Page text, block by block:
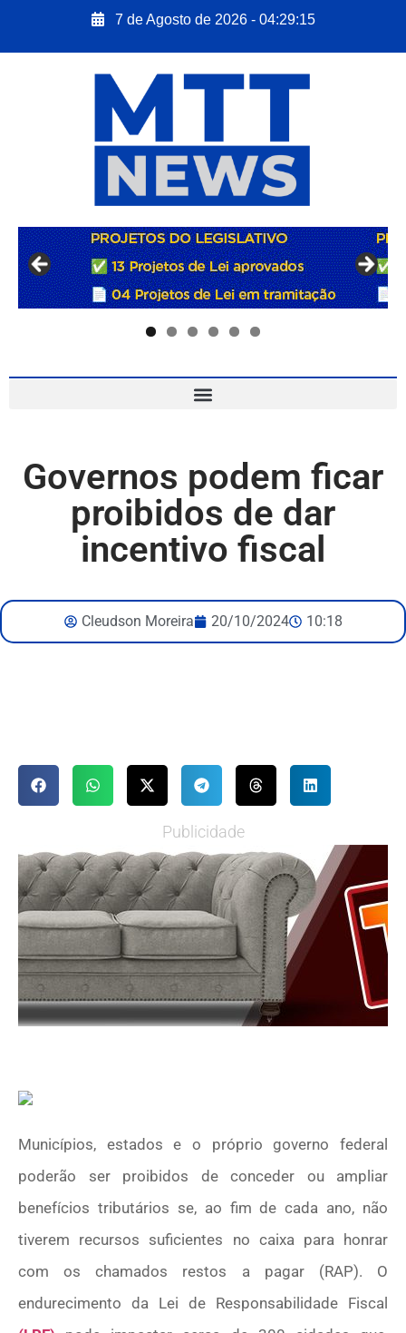
7 de Agosto de 2026 - 04:29:16
Governos podem ficar
proibidos de dar
incentivo fiscal
Cleudson Moreira 20/10/2024 10:18
Publicidade
Municípios, estados e o próprio governo federal
poderão ser proibidos de conceder ou ampliar
benefícios tributários se, ao fim de cada ano, não
tiverem recursos suficientes no caixa para honrar
com os chamados restos a pagar (RAP). O
endurecimento da Lei de Responsabilidade Fiscal